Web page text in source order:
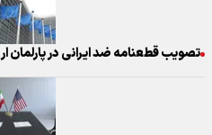
تصویب قطعنامه ضد ایرانی در پارلمان